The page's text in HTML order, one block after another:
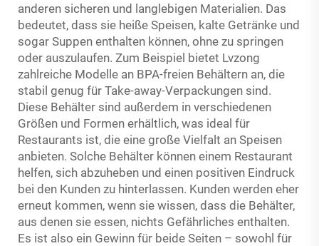
anderen sicheren und langlebigen Materialien. Das
bedeutet, dass sie heiße Speisen, kalte Getränke und
sogar Suppen enthalten können, ohne zu springen
oder auszulaufen. Zum Beispiel bietet Lvzong
zahlreiche Modelle an BPA-freien Behältern an, die
stabil genug für Take-away-Verpackungen sind.
Diese Behälter sind außerdem in verschiedenen
Größen und Formen erhältlich, was ideal für
Restaurants ist, die eine große Vielfalt an Speisen
anbieten. Solche Behälter können einem Restaurant
helfen, sich abzuheben und einen positiven Eindruck
bei den Kunden zu hinterlassen. Kunden werden eher
erneut kommen, wenn sie wissen, dass die Behälter,
aus denen sie essen, nichts Gefährliches enthalten.
Es ist also ein Gewinn für beide Seiten – sowohl für